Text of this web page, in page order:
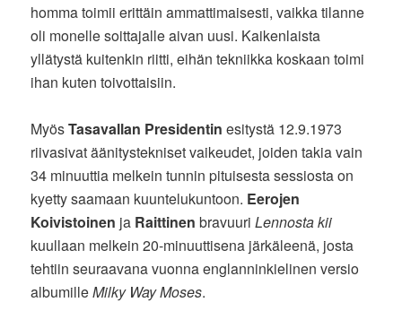
homma toimii erittäin ammattimaisesti, vaikka tilanne
oli monelle soittajalle aivan uusi. Kaikenlaista
yllätystä kuitenkin riitti, eihän tekniikka koskaan toimi
ihan kuten toivottaisiin.
MyösTasavallan Presidentin esitystä 12.9.1973
riivasivat äänitystekniset vaikeudet, joiden takia vain
34 minuuttia melkein tunnin pituisesta sessiosta on
kyetty saamaan kuuntelukuntoon. Eerojen
Koivistoinen ja Raittinen bravuuriLennosta kii
kuullaan melkein 20-minuuttisena järkäleenä, josta
tehtiin seuraavana vuonna englanninkielinen versio
albumilleMilky Way Moses.